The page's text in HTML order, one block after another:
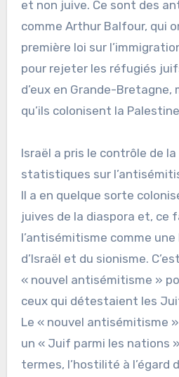
et non juive. Ce sont des
comme Arthur Balfour, qui
première loi sur
pour rejeter les réfugiés
d’eux en Grande-
qu’ils colonisent la
Israël a pris le contrôle de
statistiques sur
Il a en quelque sorte
juives de la diaspora et, ce
l’antisémitisme comme
d’Israël et du sionisme.
« nouvel antisémitisme »
ceux qui détestaient les
Le « nouvel antisémitisme
un « Juif parmi les nations
termes, l’hostilité à l’égard